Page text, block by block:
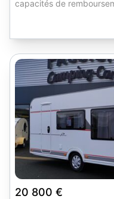
capacités de
20 800 €